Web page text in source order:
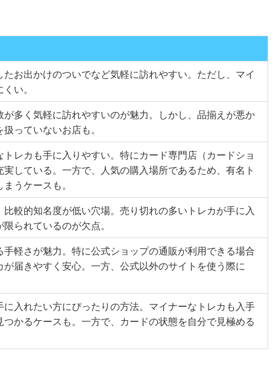
お出かけのついでなど気軽に訪れやすい。ただし、マイ
い。
多く気軽に訪れやすいのが魅力。しかし、品揃えが悪か
っていないお店も。
レカも手に入りやすい。特にカード専門店（カードショ
している。一方で、人気の購入場所であるため、有名ト
うケースも。
較的知名度が低い穴場。売り切れの多いトレカが手に入
られているのが欠点。
軽さが魅力。特に公式ショップの通販が利用できる場合
届きやすく安心。一方、公式以外のサイトを使う際に
入れたい方にぴったりの方法。マイナーなトレカも入手
つかるケースも。一方で、カードの状態を自分で見極める